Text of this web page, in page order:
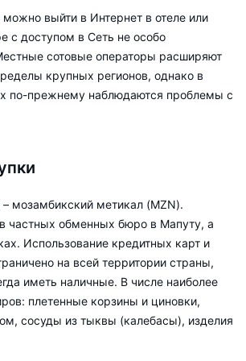
выйти в Интернет в отеле или
с доступом в Сеть не особо
сотовые операторы расширяют
крупных регионов, однако в
по-прежнему наблюдаются проблемы с
мозамбикский метикал (MZN).
частных обменных бюро в Мапуту, а
Использование кредитных карт и
на всей территории страны,
иметь наличные. В числе наиболее
плетенные корзины и циновки,
сосуды из тыквы (калебасы), изделия